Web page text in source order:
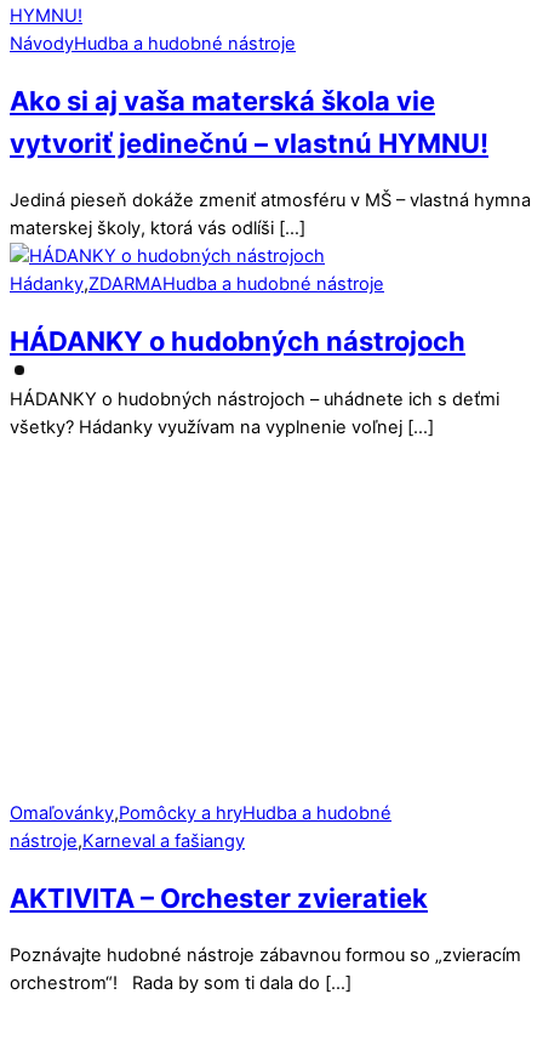
NávodyHudba a hudobné nástroje
Ako si aj vaša materská škola vie
vytvoriť jedinečnú – vlastnú HYMNU!
Jediná pieseň dokáže zmeniť atmosféru v MŠ – vlastná hymna
materskej školy, ktorá vás odlíši […]
Hádanky,ZDARMAHudba a hudobné nástroje
HÁDANKY o hudobných nástrojoch
HÁDANKY o hudobných nástrojoch – uhádnete ich s deťmi
všetky? Hádanky využívam na vyplnenie voľnej […]
Omaľovánky,Pomôcky a hryHudba a hudobné
nástroje,Karneval a fašiangy
AKTIVITA – Orchester zvieratiek
Poznávajte hudobné nástroje zábavnou formou so „zvieracím
orchestrom“! Rada by som ti dala do […]